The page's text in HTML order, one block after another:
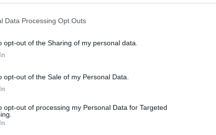
Data Processing Opt Outs
opt-out of the Sharing of my personal data.
opt-out of the Sale of my Personal Data.
opt-out of processing my Personal Data for Targeted
dall’abbazia cistercense alle ville
ai promontori sulLago Maggiore
e qualche consiglio pratico: come arrivare,
L’obiettivo è offrire spunti immediati per chi
privilegiando itinerari che rigenerano